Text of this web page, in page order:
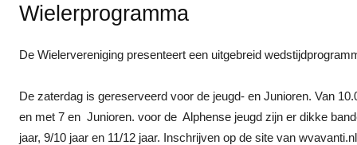
Wielerprogramma
De Wielervereniging presenteert een uitgebreid
De zaterdag is gereserveerd voor de jeugd- en Junioren. Van
en met 7 en Junioren. voor de Alphense jeugd zijn er dikke
jaar, 9/10 jaar en 11/12 jaar. Inschrijven op de site van wvavanti.nl